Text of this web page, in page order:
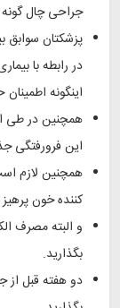
جراحی چال گونه
پزشکتان سوابق
در رابطه با
اینگونه
همچنین در طی
این
همچنین لازم
کننده خون
و البته مصرف
بگذارید.‌
دو هفته قبل از